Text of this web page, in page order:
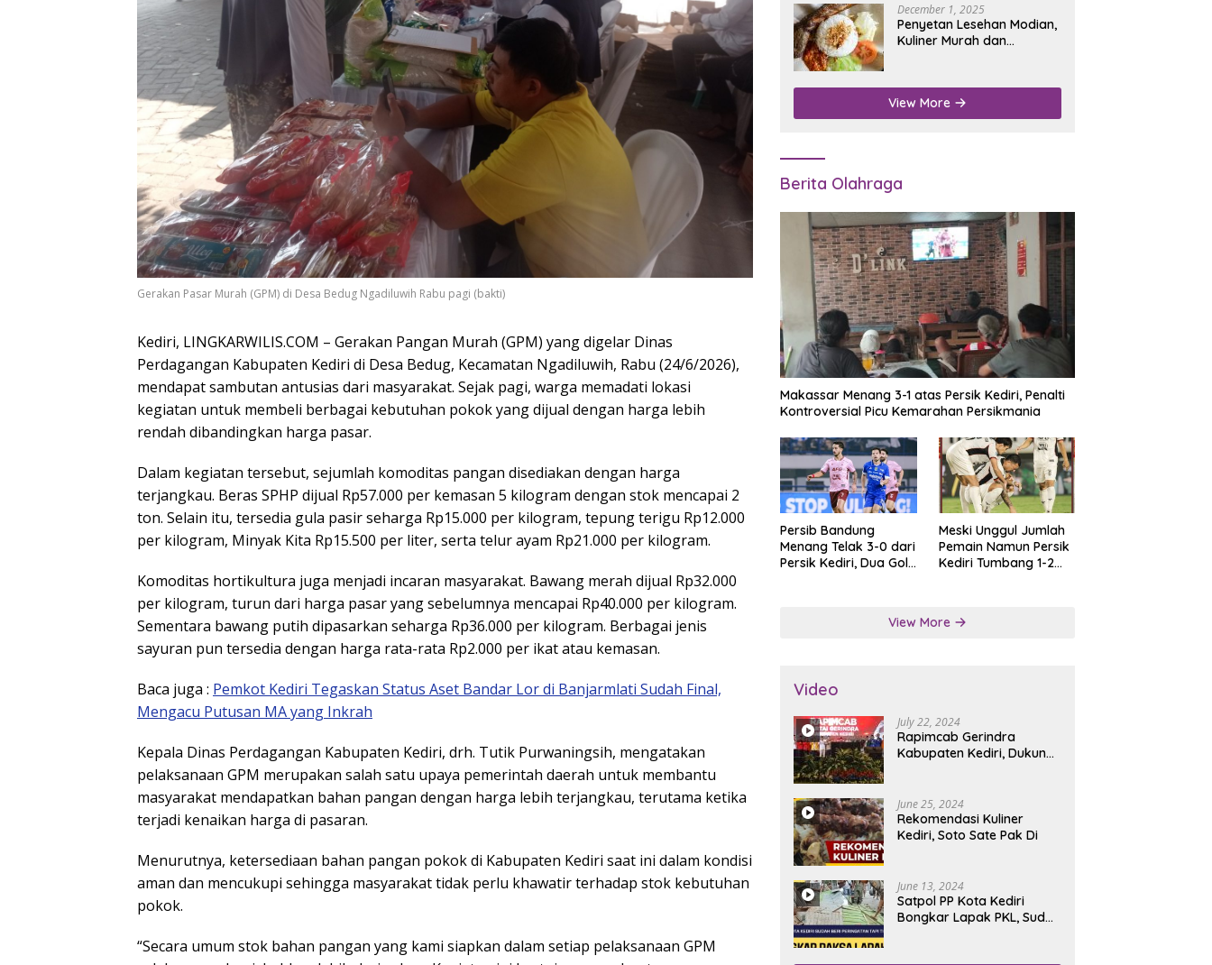
Gerakan Pasar Murah (GPM) di Desa Bedug Ngadiluwih Rabu pagi (bakti)
Kediri, LINGKARWILIS.COM – Gerakan Pangan Murah (GPM) yang digelar Dinas
Perdagangan Kabupaten Kediri di Desa Bedug, Kecamatan Ngadiluwih, Rabu (24/6/2026),
mendapat sambutan antusias dari masyarakat. Sejak pagi, warga memadati lokasi
kegiatan untuk membeli berbagai kebutuhan pokok yang dijual dengan harga lebih
rendah dibandingkan harga pasar.
Dalam kegiatan tersebut, sejumlah komoditas pangan disediakan dengan harga
terjangkau. Beras SPHP dijual Rp57.000 per kemasan 5 kilogram dengan stok mencapai 2
ton. Selain itu, tersedia gula pasir seharga Rp15.000 per kilogram, tepung terigu Rp12.000
per kilogram, Minyak Kita Rp15.500 per liter, serta telur ayam Rp21.000 per kilogram.
Komoditas hortikultura juga menjadi incaran masyarakat. Bawang merah dijual Rp32.000
per kilogram, turun dari harga pasar yang sebelumnya mencapai Rp40.000 per kilogram.
Sementara bawang putih dipasarkan seharga Rp36.000 per kilogram. Berbagai jenis
sayuran pun tersedia dengan harga rata-rata Rp2.000 per ikat atau kemasan.
Baca juga : Pemkot Kediri Tegaskan Status Aset Bandar Lor di Banjarmlati Sudah Final,
Mengacu Putusan MA yang Inkrah
Kepala Dinas Perdagangan Kabupaten Kediri, drh. Tutik Purwaningsih, mengatakan
pelaksanaan GPM merupakan salah satu upaya pemerintah daerah untuk membantu
masyarakat mendapatkan bahan pangan dengan harga lebih terjangkau, terutama ketika
terjadi kenaikan harga di pasaran.
Menurutnya, ketersediaan bahan pangan pokok di Kabupaten Kediri saat ini dalam kondisi
aman dan mencukupi sehingga masyarakat tidak perlu khawatir terhadap stok kebutuhan
pokok.
“Secara umum stok bahan pangan yang kami siapkan dalam setiap pelaksanaan GPM
December 1, 2025
Penyetan Lesehan Modian,
Kuliner Murah dan
Nganjuk
View More
Berita Olahraga
Makassar Menang 3-1 atas Persik Kediri, Penalti
Kontroversial Picu Kemarahan Persikmania
Persib Bandung
Menang Telak 3-0 dari
Persik Kediri, Dua Gol
Meski Unggul Jumlah
Pemain Namun Persik
Kediri Tumbang 1-2
View More
Video
July 22, 2024
Rapimcab Gerindra
Kabupaten Kediri, Dukung
June 25, 2024
Rekomendasi Kuliner
Kediri, Soto Sate Pak Di
June 13, 2024
Satpol PP Kota Kediri
Bongkar Lapak PKL, Sudah